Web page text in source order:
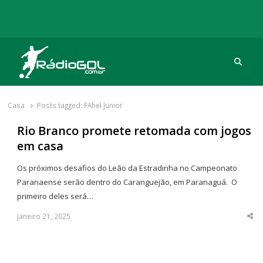
Rádio Gol
Há mais de 20 anos com as melhores coberturas
Casa Posts tagged: FAhel Junior
Rio Branco promete retomada com jogos
em casa
Os próximos desafios do Leão da Estradinha no Campeonato
Paranaense serão dentro do Caranguejão, em Paranaguá. O
primeiro deles será…
janeiro 21, 2025